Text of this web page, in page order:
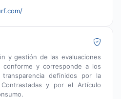
y gestión de las evaluaciones
conforme y corresponde a los
definidos por la
y por el Artículo